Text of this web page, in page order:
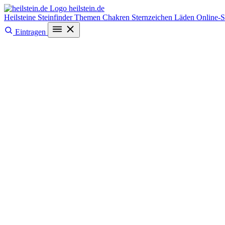
heilstein.de
Heilsteine SteinfinderThemen Chakren Sternzeichen Läden Online-
Eintragen